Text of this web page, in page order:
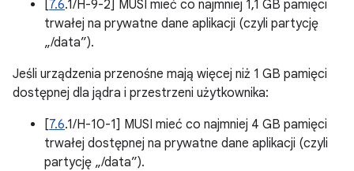
7.6.1/H-9-2] MUSI mieć co najmniej 1,1 GB pamięci
trwałej na prywatne dane aplikacji (czyli partycję
„/data”).
Jeśli urządzenia przenośne mają więcej niż 1 GB pamięci
dostępnej dla jądra i przestrzeni użytkownika:
[7.6.1/H-10-1] MUSI mieć co najmniej 4 GB pamięci
trwałej dostępnej na prywatne dane aplikacji (czyli
partycję „/data”).